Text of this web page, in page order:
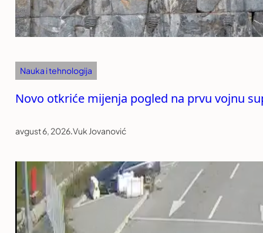
Nauka i tehnologija
Novo otkriće mijenja pogled na prvu vojnu
avgust 6, 2026.Vuk Jovanović